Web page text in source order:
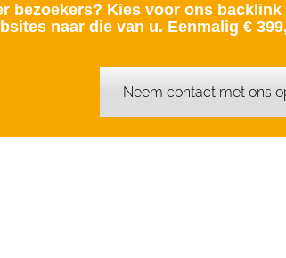
bezoekers? Kies voor ons
naar die van u. Eenmalig €
Neem contact met ons